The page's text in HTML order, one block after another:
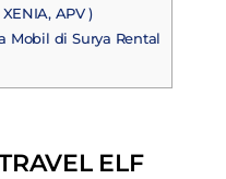
APV )
Mobil di Surya Rental
ELF